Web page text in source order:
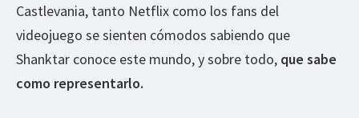
Castlevania, tanto Netflix como los fans del
videojuego se sienten cómodos sabiendo que
Shanktar conoce este mundo, y sobre todo, que sabe
como representarlo.